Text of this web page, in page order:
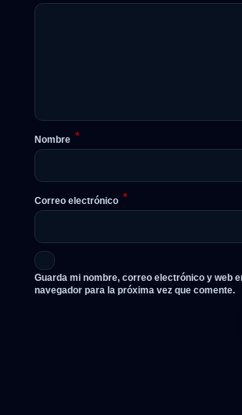
Nombre *
Correo electrónico *
Guarda mi nombre, correo electrónico y web
navegador para la próxima vez que comente.